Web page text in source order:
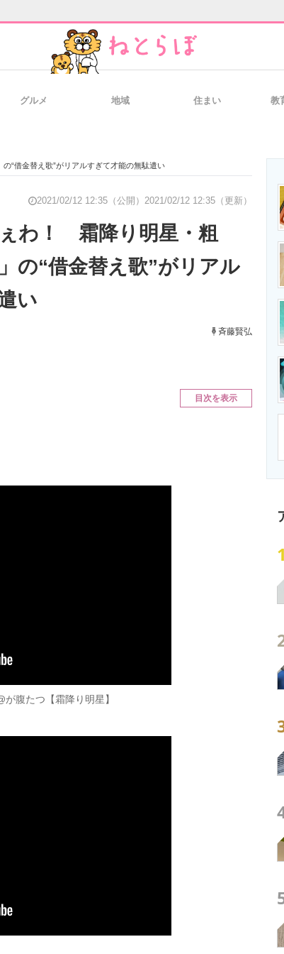
経営リーダーのコ
イト IT製品の技術・比較・事例 製造業のIT導入
エネルギーの専
グルメ 地域 住まい 教
“借金替え歌”がリアルすぎて才能の無駄遣い
2021/02/12 12:35（公開） 2021/02/12 12:35（更新）
わ！ 霜降り明星・粗
の“借金替え歌”がリアル
い
斉藤賢弘
目次を表示
が腹たつ【霜降り明星】
1